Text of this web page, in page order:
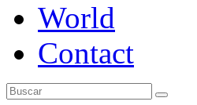
World
Contact